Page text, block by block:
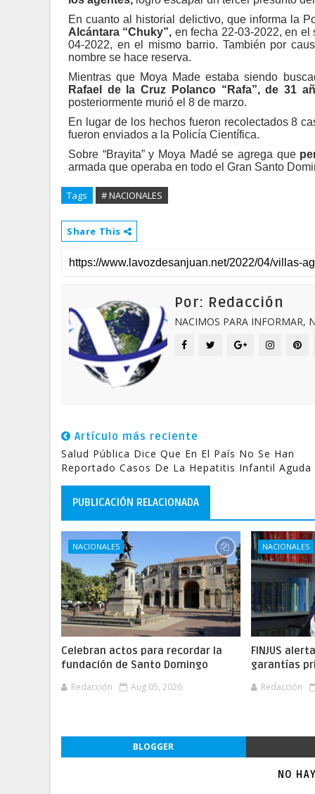
En cuanto al historial delictivo, que informa la
Alcántara “Chuky”, en fecha 22-03-2022, en
04-2022, en el mismo barrio. También por
nombre se hace reserva.
Mientras que Moya Made estaba siendo
Rafael de la Cruz Polanco “Rafa”, de 31
posteriormente murió el 8 de marzo.
En lugar de los hechos fueron recolectados 8
fueron enviados a la Policía Científica.
Sobre “Brayita” y Moya Madé se agrega que
armada que operaba en todo el Gran Santo
Tags # NACIONALES
Share This
Por: Redacción
NACIMOS PARA INFORMAR,
Artículo más reciente
Salud Pública Dice Que En El País No Se Han
Reportado Casos De La Hepatitis Infantil Aguda
PUBLICACIÓN RELACIONADA
NACIONALES
Celebran actos para recordar la
fundación de Santo Domingo
Redacción Aug 05, 2026
NACIONALES
FINJUS
garantías
Redacción
BLOGGER
NO